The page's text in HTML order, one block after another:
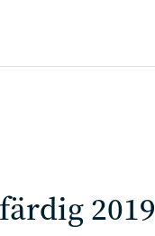
2019